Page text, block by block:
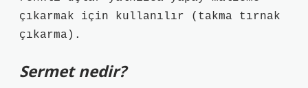
çıkarmak için kullanılır (takma tırnak
çıkarma).
Sermet nedir?